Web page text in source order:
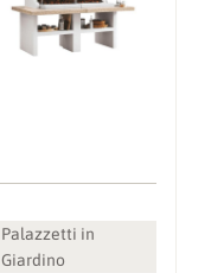
Palazzetti in
Giardino